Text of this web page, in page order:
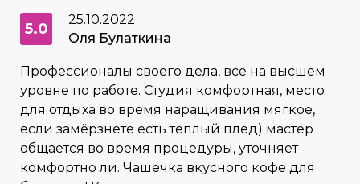
5.0
25.10.2022
Оля Булаткина
Профессионалы своего дела, все на высшем
уровне по работе. Студия комфортная, место
для отдыха во время наращивания мягкое,
если замёрзнете есть теплый плед) мастер
общается во время процедуры, уточняет
комфортно ли. Чашечка вкусного кофе для